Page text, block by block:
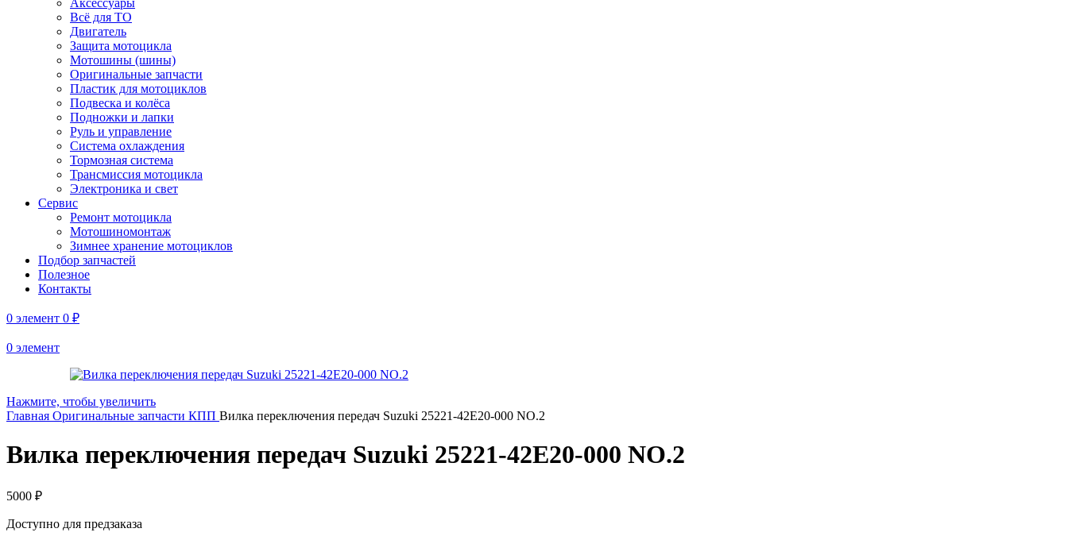
Аксессуары
Всё для ТО
Двигатель
Защита мотоцикла
Мотошины (шины)
Оригинальные запчасти
Пластик для мотоциклов
Подвеска и колёса
Подножки и лапки
Руль и управление
Система охлаждения
Тормозная система
Трансмиссия мотоцикла
Электроника и свет
Сервис
Ремонт мотоцикла
Мотошиномонтаж
Зимнее хранение мотоциклов
Подбор запчастей
Полезное
Контакты
0 элемент 0 ₽
0 элемент
Нажмите, чтобы увеличить
Главная Оригинальные запчасти КПП Вилка переключения передач Suzuki 25221-42E20-000 NO.2
Вилка переключения передач Suzuki 25221-42E20-000 NO.2
5000 ₽
Доступно для предзаказа